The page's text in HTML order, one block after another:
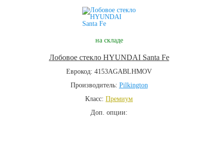
на складе
Лобовое стекло HYUNDAI Santa Fe
Еврокод: 4153AGABLHMOV
Производитель: Pilkington
Класс: Премиум
Доп. опции: